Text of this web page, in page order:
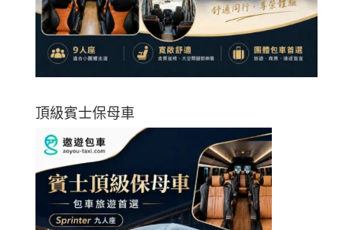
頂級賓士保母車